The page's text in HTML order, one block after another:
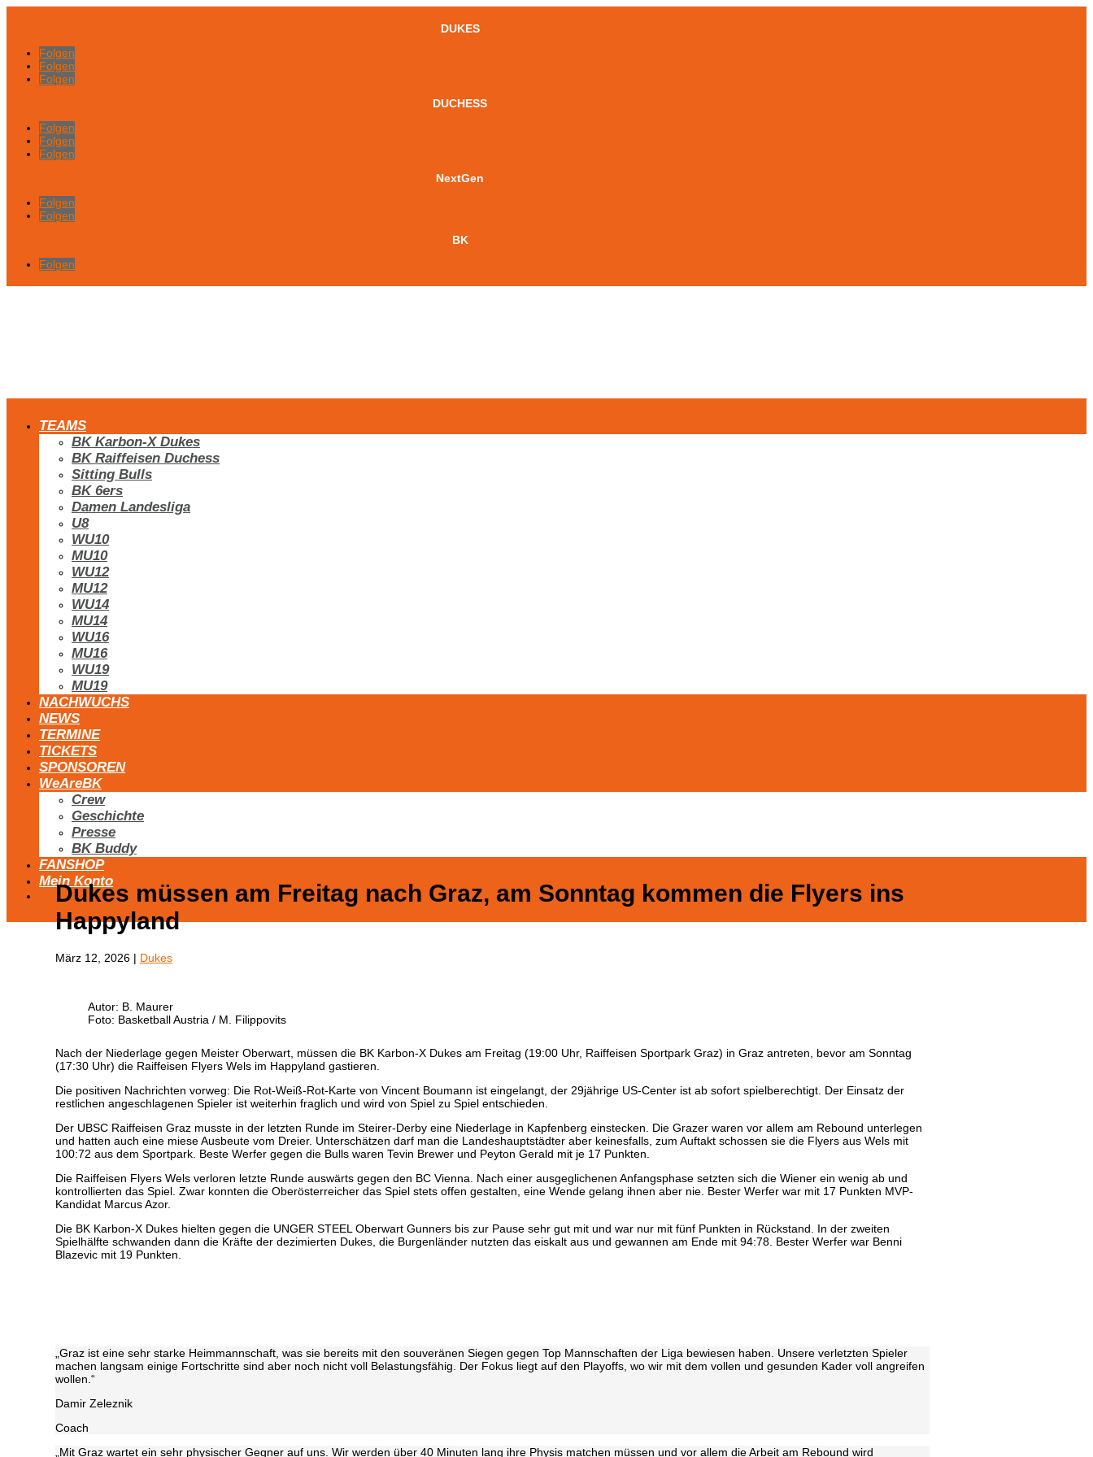
DUKES
Folgen
Folgen
Folgen
DUCHESS
Folgen
Folgen
Folgen
NextGen
Folgen
Folgen
BK
Folgen
TEAMS
BK Karbon-X Dukes
BK Raiffeisen Duchess
Sitting Bulls
BK 6ers
Damen Landesliga
U8
WU10
MU10
WU12
MU12
WU14
MU14
WU16
MU16
WU19
MU19
NACHWUCHS
NEWS
TERMINE
TICKETS
SPONSOREN
WeAreBK
Crew
Geschichte
Presse
BK Buddy
FANSHOP
Mein Konto
Dukes müssen am Freitag nach Graz, am Sonntag kommen die Flyers ins
Happyland
März 12, 2026| Dukes
Autor: B. Maurer
Foto: Basketball Austria / M. Filippovits
Nach der Niederlage gegen Meister Oberwart, müssen die BK Karbon-X Dukes am Freitag (19:00 Uhr, Raiffeisen Sportpark Graz) in Graz antreten, bevor am Sonntag
(17:30 Uhr) die Raiffeisen Flyers Wels im Happyland gastieren.
Die positiven Nachrichten vorweg: Die Rot-Weiß-Rot-Karte von Vincent Boumann ist eingelangt, der 29jährige US-Center ist ab sofort spielberechtigt. Der Einsatz der
restlichen angeschlagenen Spieler ist weiterhin fraglich und wird von Spiel zu Spiel entschieden.
Der UBSC Raiffeisen Graz musste in der letzten Runde im Steirer-Derby eine Niederlage in Kapfenberg einstecken. Die Grazer waren vor allem am Rebound unterlegen
und hatten auch eine miese Ausbeute vom Dreier. Unterschätzen darf man die Landeshauptstädter aber keinesfalls, zum Auftakt schossen sie die Flyers aus Wels mit
100:72 aus dem Sportpark. Beste Werfer gegen die Bulls waren Tevin Brewer und Peyton Gerald mit je 17 Punkten.
Die Raiffeisen Flyers Wels verloren letzte Runde auswärts gegen den BC Vienna. Nach einer ausgeglichenen Anfangsphase setzten sich die Wiener ein wenig ab und
kontrollierten das Spiel. Zwar konnten die Oberösterreicher das Spiel stets offen gestalten, eine Wende gelang ihnen aber nie. Bester Werfer war mit 17 Punkten MVP-
Kandidat Marcus Azor.
Die BK Karbon-X Dukes hielten gegen die UNGER STEEL Oberwart Gunners bis zur Pause sehr gut mit und war nur mit fünf Punkten in Rückstand. In der zweiten
Spielhälfte schwanden dann die Kräfte der dezimierten Dukes, die Burgenländer nutzten das eiskalt aus und gewannen am Ende mit 94:78. Bester Werfer war Benni
Blazevic mit 19 Punkten.
„Graz ist eine sehr starke Heimmannschaft, was sie bereits mit den souveränen Siegen gegen Top Mannschaften der Liga bewiesen haben. Unsere verletzten Spieler
machen langsam einige Fortschritte sind aber noch nicht voll Belastungsfähig. Der Fokus liegt auf den Playoffs, wo wir mit dem vollen und gesunden Kader voll angreifen
wollen.“
Damir Zeleznik
Coach
„Mit Graz wartet ein sehr physischer Gegner auf uns. Wir werden über 40 Minuten lang ihre Physis matchen müssen und vor allem die Arbeit am Rebound wird